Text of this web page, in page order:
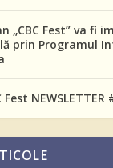
„CBC Fest” va fi
prin Programul
Fest